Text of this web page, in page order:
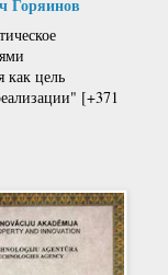
Горяинов
как цель
[+371